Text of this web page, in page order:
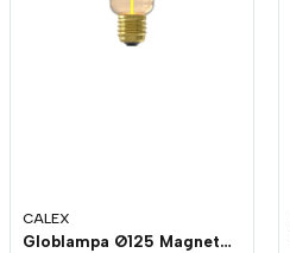
CALEX
Globlampa Ø125 Magneto Guld LED 150lm E27 1800K Dim